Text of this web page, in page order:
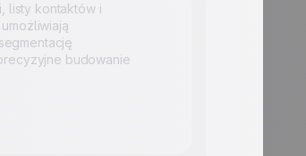
listy kontaktów i
budowanie